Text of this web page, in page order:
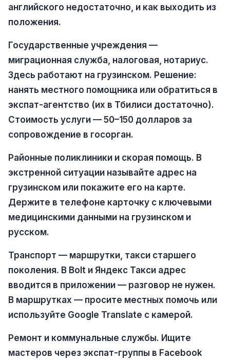
английского недостаточно, и как выходить из
положения.
Государственные учреждения —
миграционная служба, налоговая, нотариус.
Здесь работают на грузинском. Решение:
нанять местного помощника или обратиться в
экспат-агентство (их в Тбилиси достаточно).
Стоимость услуги — 50–150 долларов за
сопровождение в госорган.
Районные поликлиники и скорая помощь. В
экстренной ситуации называйте адрес на
грузинском или покажите его на карте.
Держите в телефоне карточку с ключевыми
медицинскими данными на грузинском и
русском.
Транспорт — маршрутки, такси старшего
поколения. В Bolt и Яндекс Такси адрес
вводится в приложении — разговор не нужен.
В маршрутках — просите местных помочь или
используйте Google Translate с камерой.
Ремонт и коммунальные службы. Ищите
мастеров через экспат-группы в Facebook